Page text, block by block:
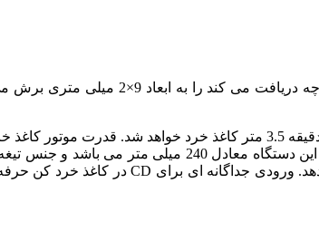
کردن، پودر می کند. وزن این دستگاه 20.5 کیلوگرم